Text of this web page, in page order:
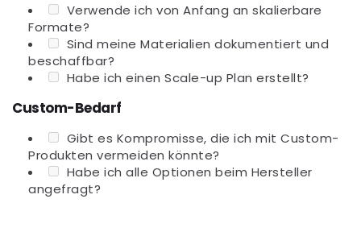
Verwende ich von Anfang an skalierbare
Formate?
Sind meine Materialien dokumentiert und
beschaffbar?
Habe ich einen Scale-up Plan erstellt?
Custom-Bedarf
Gibt es Kompromisse, die ich mit Custom-
Produkten vermeiden könnte?
Habe ich alle Optionen beim Hersteller
angefragt?